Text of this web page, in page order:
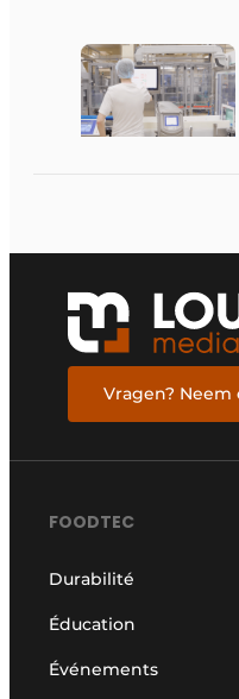
Vragen?
FOODTEC
Durabilité
Éducation
Événements